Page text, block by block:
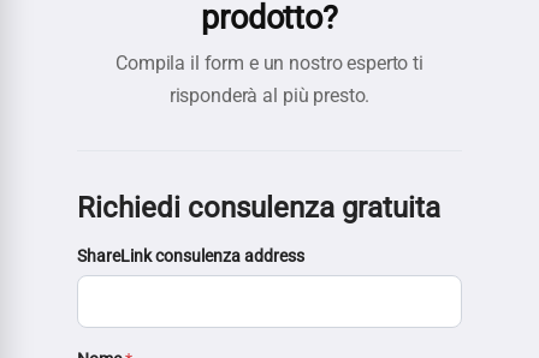
prodotto?
Compila il form e un nostro esperto ti
risponderà al più presto.
Richiedi consulenza gratuita
ShareLink consulenza address